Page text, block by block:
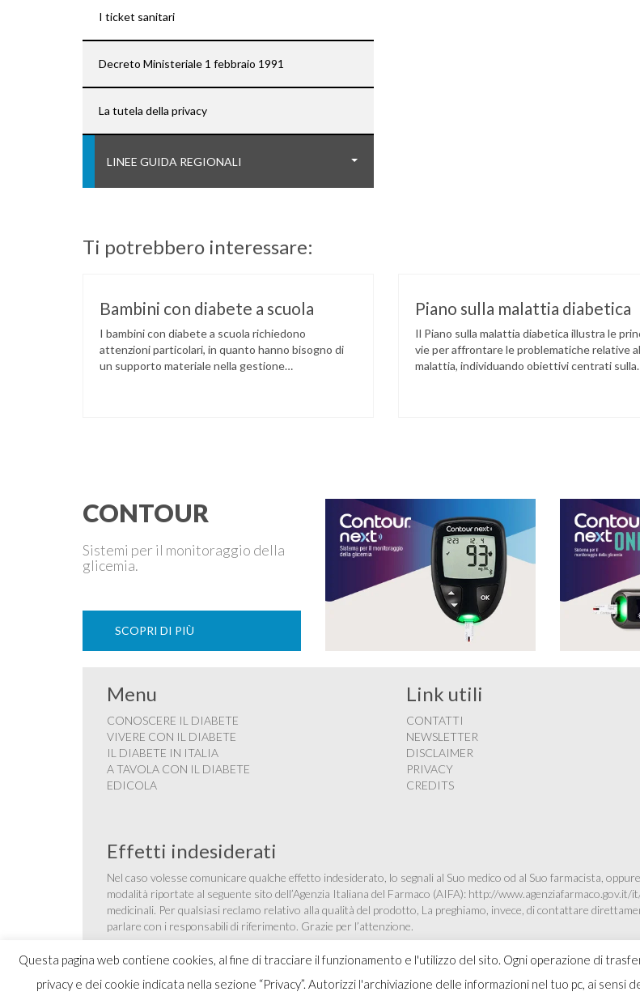
I ticket sanitari
Decreto Ministeriale 1 febbraio 1991
La tutela della privacy
LINEE GUIDA REGIONALI
Ti potrebbero interessare:
Bambini con diabete a scuola
I bambini con diabete a scuola richiedono
attenzioni particolari, in quanto hanno bisogno di
un supporto materiale nella gestione
Piano sulla malattia diabetica
Il Piano sulla malattia diabetica illustra le
vie per affrontare le problematiche relative
malattia, individuando obiettivi centrati sulla
CONTOUR
Sistemi per il monitoraggio della
glicemia.
SCOPRI DI PIÙ
Questa pagina web contiene cookies, al fine di tracciare il funzionamento e l'utilizzo del sito. Ogni operazione di
privacy e dei cookie indicata nella sezione “Privacy”. Autorizzi l'archiviazione delle informazioni nel tuo pc, ai
Menu
CONOSCERE IL DIABETE
VIVERE CON IL DIABETE
IL DIABETE IN ITALIA
A TAVOLA CON IL DIABETE
EDICOLA
Link utili
CONTATTI
NEWSLETTER
DISCLAIMER
PRIVACY
CREDITS
Effetti indesiderati
Nel caso volesse comunicare qualche effetto indesiderato, lo segnali al Suo medico od al Suo farmacista,
modalità riportate al seguente sito dell’Agenzia Italiana del Farmaco (AIFA): http://
medicinali. Per qualsiasi reclamo relativo alla qualità del prodotto, La preghiamo, invece, di contattare
parlare con i responsabili di riferimento. Grazie per l’attenzione.